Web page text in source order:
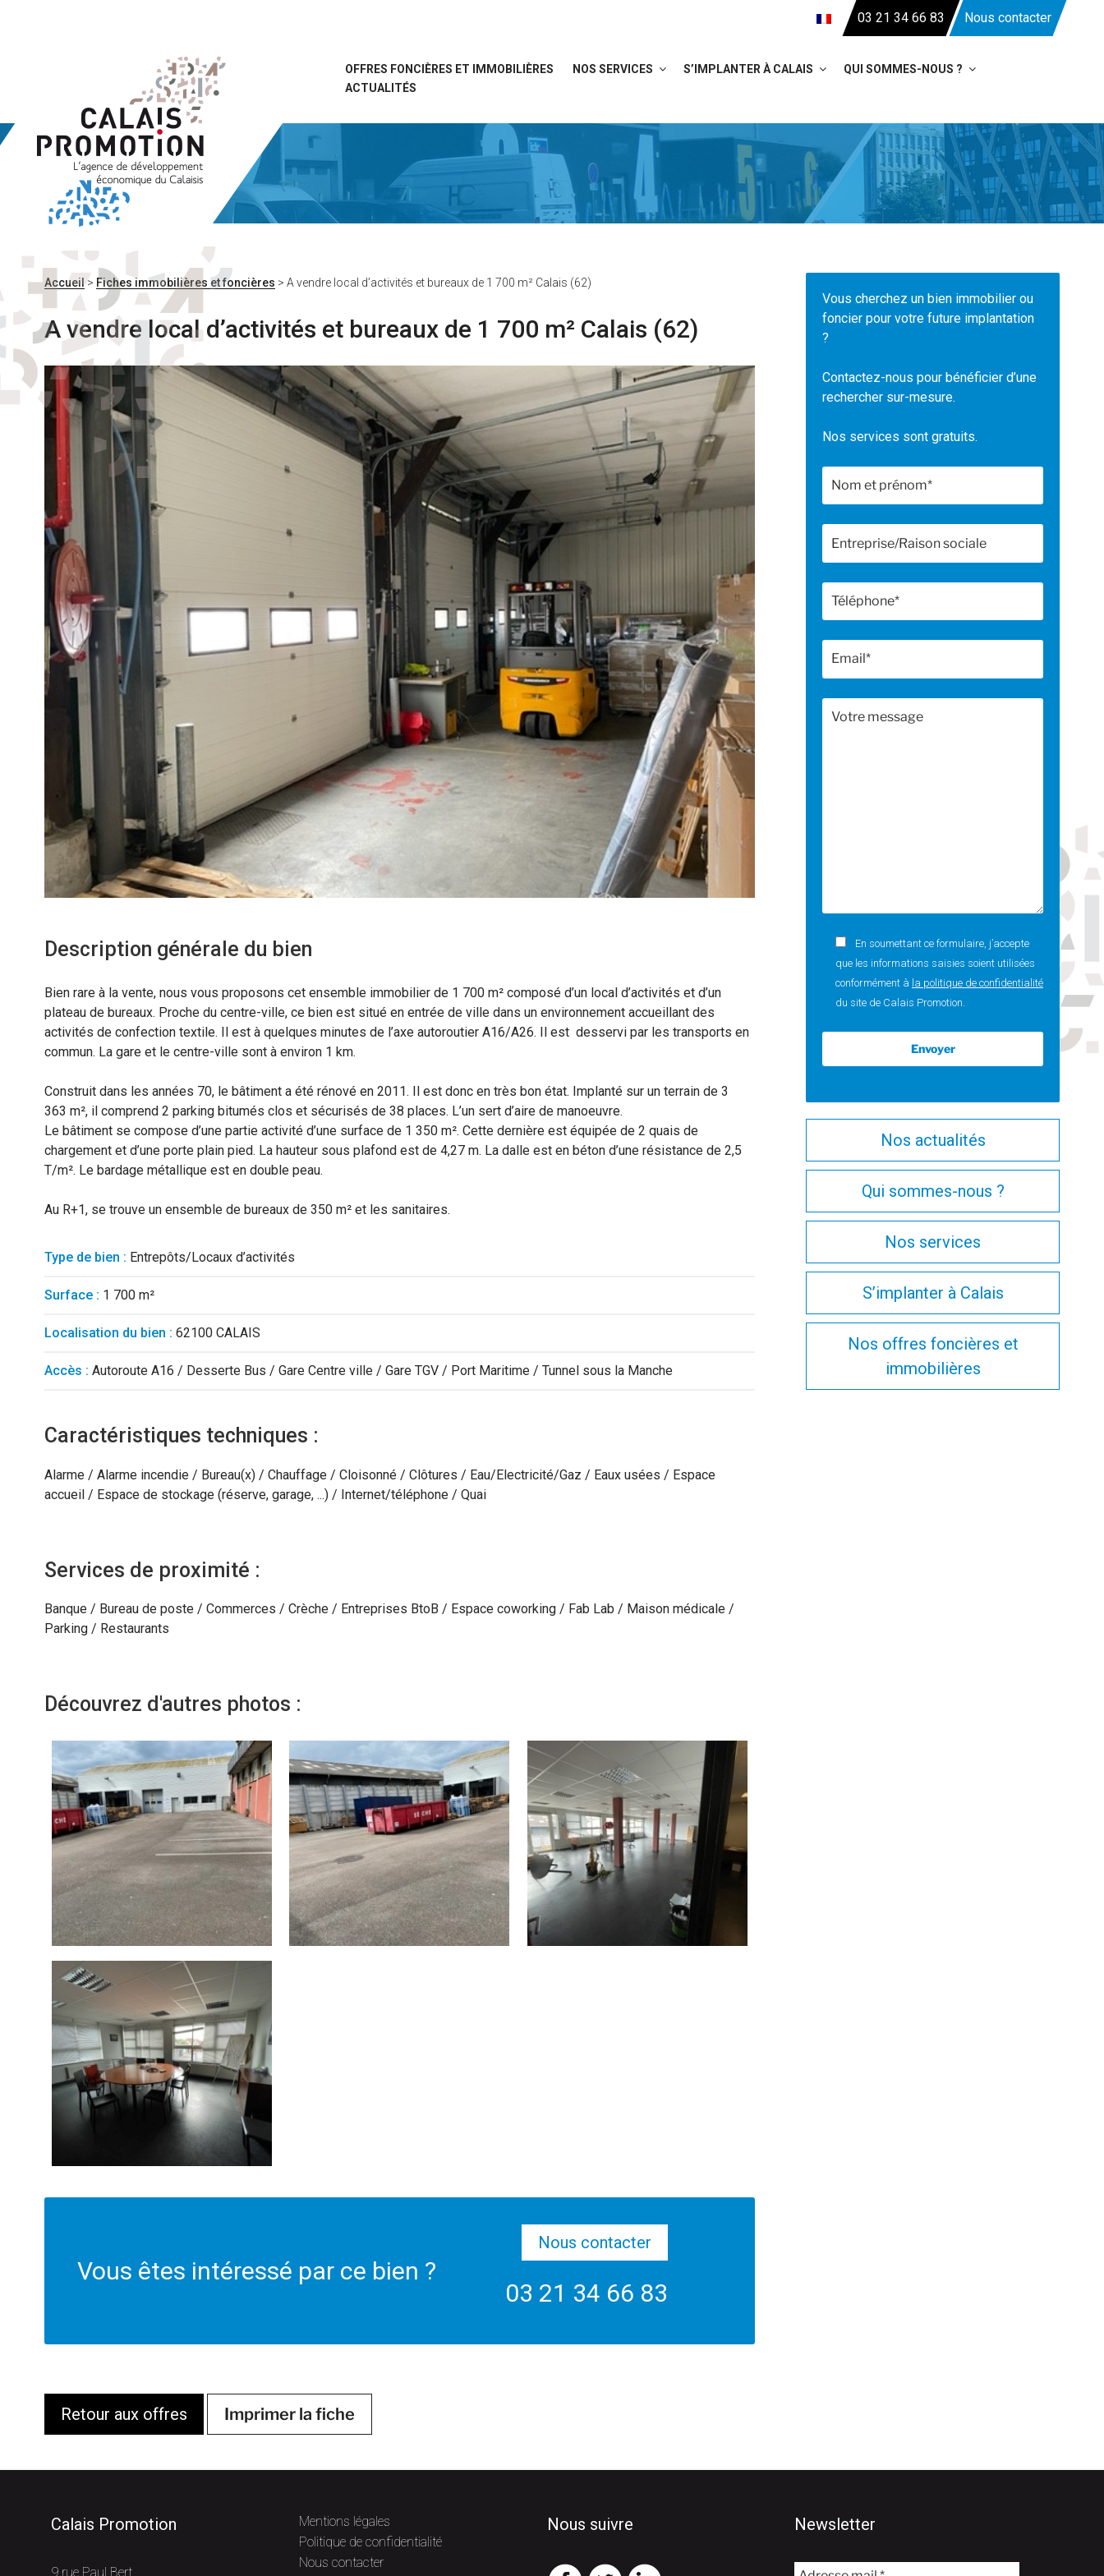
03 21 34 66 83 Nous contacter
OFFRES FONCIÈRES ET IMMOBILIÈRES NOS SERVICES S’IMPLANTER À CALAIS
QUI SOMMES-NOUS ?
ACTUALITÉS
Accueil > Fiches immobilières et foncières > A vendre local d’activités et bureaux de 1 700 m² Calais (62)
A vendre local d’activités et bureaux de 1 700 m² Calais (62)
Description générale du bien
Bien rare à la vente, nous vous proposons cet ensemble immobilier de 1 700 m² composé d’un local d’activités et d’un
plateau de bureaux. Proche du centre-ville, ce bien est situé en entrée de ville dans un environnement accueillant des
activités de confection textile. Il est à quelques minutes de l’axe autoroutier A16/A26. Il est desservi par les transports en
commun. La gare et le centre-ville sont à environ 1 km.
Construit dans les années 70, le bâtiment a été rénové en 2011. Il est donc en très bon état. Implanté sur un terrain de 3
363 m², il comprend 2 parking bitumés clos et sécurisés de 38 places. L’un sert d’aire de manoeuvre.
Le bâtiment se compose d’une partie activité d’une surface de 1 350 m². Cette dernière est équipée de 2 quais de
chargement et d’une porte plain pied. La hauteur sous plafond est de 4,27 m. La dalle est en béton d’une résistance de 2,5
T/m². Le bardage métallique est en double peau.
Au R+1, se trouve un ensemble de bureaux de 350 m² et les sanitaires.
Type de bien : Entrepôts/Locaux d’activités
Surface : 1 700 m²
Localisation du bien : 62100 CALAIS
Accès : Autoroute A16 / Desserte Bus / Gare Centre ville / Gare TGV / Port Maritime / Tunnel sous la Manche
Caractéristiques techniques :
Alarme / Alarme incendie / Bureau(x) / Chauffage / Cloisonné / Clôtures / Eau/Electricité/Gaz / Eaux usées / Espace
accueil / Espace de stockage (réserve, garage, ...) / Internet/téléphone / Quai
Services de proximité :
Banque / Bureau de poste / Commerces / Crèche / Entreprises BtoB / Espace coworking / Fab Lab / Maison médicale /
Parking / Restaurants
Découvrez d'autres photos :
Vous êtes intéressé par ce bien ?
Nous contacter
03 21 34 66 83
Retour aux offres Imprimer la fiche
Vous cherchez un bien immobilier ou
foncier pour votre future implantation
?
Contactez-nous pour bénéficier d’une
rechercher sur-mesure.
Nos services sont gratuits.
En soumettant ce formulaire, j’accepte
que les informations saisies soient utilisées
conformément à la politique de confidentialité
du site de Calais Promotion.
Nos actualités
Qui sommes-nous ?
Nos services
S’implanter à Calais
Nos offres foncières et
immobilières
Calais Promotion
9 rue Paul Bert
Mentions légales
Politique de confidentialité
Nous contacter
Nous suivre Newsletter